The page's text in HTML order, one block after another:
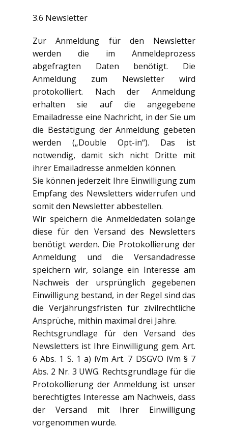
3.6 Newsletter
Zur Anmeldung für den Newsletter
werden die im Anmeldeprozess
abgefragten Daten benötigt. Die
Anmeldung zum Newsletter wird
protokolliert. Nach der Anmeldung
erhalten sie auf die angegebene
Emailadresse eine Nachricht, in der Sie um
die Bestätigung der Anmeldung gebeten
werden („Double Opt-in“). Das ist
notwendig, damit sich nicht Dritte mit
ihrer Emailadresse anmelden können.
Sie können jederzeit Ihre Einwilligung zum
Empfang des Newsletters widerrufen und
somit den Newsletter abbestellen.
Wir speichern die Anmeldedaten solange
diese für den Versand des Newsletters
benötigt werden. Die Protokollierung der
Anmeldung und die Versandadresse
speichern wir, solange ein Interesse am
Nachweis der ursprünglich gegebenen
Einwilligung bestand, in der Regel sind das
die Verjährungsfristen für zivilrechtliche
Ansprüche, mithin maximal drei Jahre.
Rechtsgrundlage für den Versand des
Newsletters ist Ihre Einwilligung gem. Art.
6 Abs. 1 S. 1 a) iVm Art. 7 DSGVO iVm § 7
Abs. 2 Nr. 3 UWG. Rechtsgrundlage für die
Protokollierung der Anmeldung ist unser
berechtigtes Interesse am Nachweis, dass
der Versand mit Ihrer Einwilligung
vorgenommen wurde.